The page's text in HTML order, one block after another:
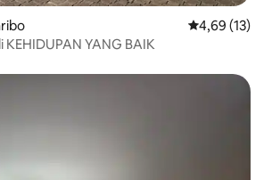
Nilai rata-rata
4,69 (13)
YANG BAIK